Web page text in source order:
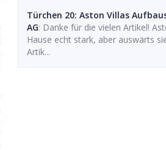
Türchen 20: Aston Villas
AG: Danke für die vielen Artikel!
Hause echt stark, aber auswärts
Artik...